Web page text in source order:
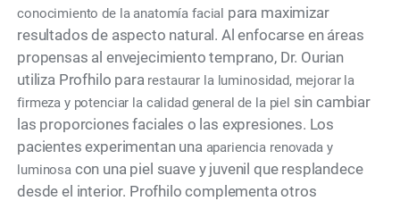
conocimiento de la anatomía facial para maximizar
resultados de aspecto natural. Al enfocarse en áreas
propensas al envejecimiento temprano, Dr. Ourian
utiliza Profhilo para restaurar la luminosidad, mejorar la
firmeza y potenciar la calidad general de la piel sin cambiar
las proporciones faciales o las expresiones. Los
pacientes experimentan una apariencia renovada y
luminosa con una piel suave y juvenil que resplandece
desde el interior. Profhilo complementa otros